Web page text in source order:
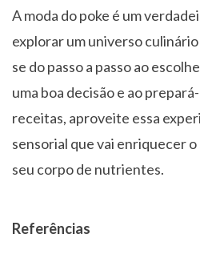
A moda do poke é um
explorar um universo
se do passo a passo ao
uma boa decisão e ao
receitas, aproveite essa
sensorial que vai enriquecer
seu corpo de nutrientes.
Referências